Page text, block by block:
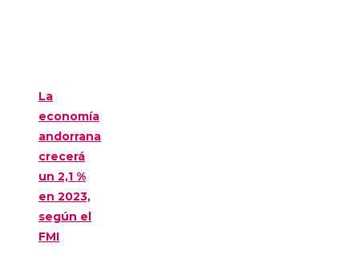
La
economía
andorrana
crecerá
un 2,1 %
en 2023,
según el
FMI